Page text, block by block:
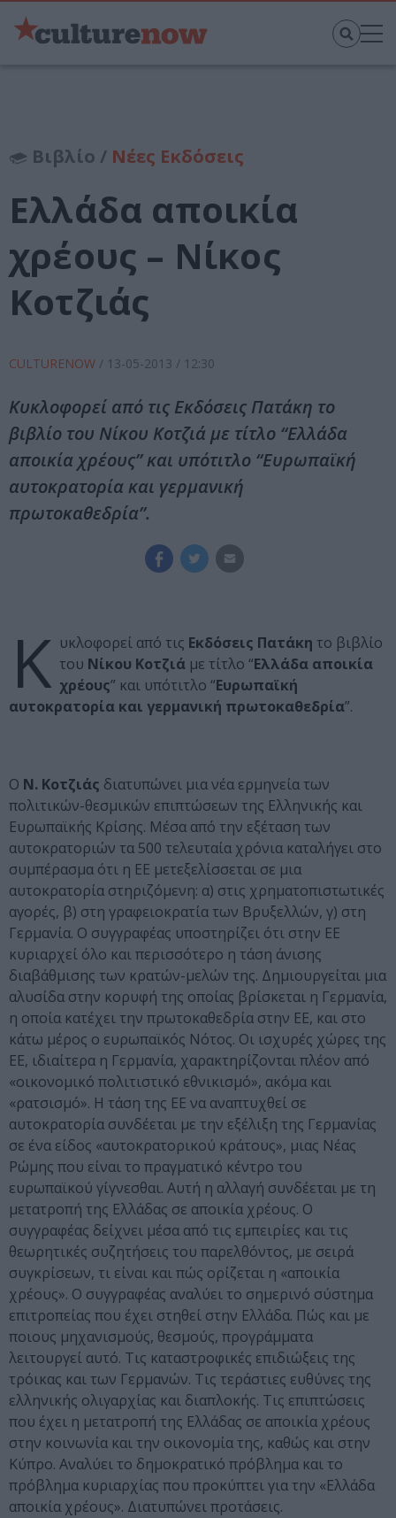
Βιβλίο / Νέες Εκδόσεις
Ελλάδα αποικία
χρέους – Νίκος
Κοτζιάς
CULTURENOW / 13-05-2013 / 12:30
Κυκλοφορεί από τις Εκδόσεις Πατάκη το
βιβλίο του Νίκου Κοτζιά με τίτλο “Ελλάδα
αποικία χρέους” και υπότιτλο “Ευρωπαϊκή
αυτοκρατορία και γερμανική
πρωτοκαθεδρία”.
Κ υκλοφορεί από τις Εκδόσεις Πατάκη το βιβλίο
του Νίκου Κοτζιά με τίτλο “Ελλάδα αποικία
χρέους” και υπότιτλο “Ευρωπαϊκή
αυτοκρατορία και γερμανική πρωτοκαθεδρία”.
Ο Ν. Κοτζιάς διατυπώνει µια νέα ερµηνεία των
πολιτικών-θεσµικών επιπτώσεων της Ελληνικής και
Ευρωπαϊκής Κρίσης. Μέσα από την εξέταση των
αυτοκρατοριών τα 500 τελευταία χρόνια καταλήγει στο
συµπέρασµα ότι η ΕΕ µετεξελίσσεται σε µια
αυτοκρατορία στηριζόµενη: α) στις χρηµατοπιστωτικές
αγορές, β) στη γραφειοκρατία των Βρυξελλών, γ) στη
Γερµανία. Ο συγγραφέας υποστηρίζει ότι στην ΕΕ
κυριαρχεί όλο και περισσότερο η τάση άνισης
διαβάθµισης των κρατών-µελών της. Δηµιουργείται µια
αλυσίδα στην κορυφή της οποίας βρίσκεται η Γερµανία,
η οποία κατέχει την πρωτοκαθεδρία στην ΕΕ, και στο
κάτω µέρος ο ευρωπαϊκός Νότος. Οι ισχυρές χώρες της
ΕΕ, ιδιαίτερα η Γερµανία, χαρακτηρίζονται πλέον από
«οικονοµικό πολιτιστικό εθνικισµό», ακόµα και
«ρατσισµό». Η τάση της ΕΕ να αναπτυχθεί σε
αυτοκρατορία συνδέεται µε την εξέλιξη της Γερµανίας
σε ένα είδος «αυτοκρατορικού κράτους», µιας Νέας
Ρώµης που είναι το πραγµατικό κέντρο του
ευρωπαϊκού γίγνεσθαι. Αυτή η αλλαγή συνδέεται µε τη
µετατροπή της Ελλάδας σε αποικία χρέους. Ο
συγγραφέας δείχνει µέσα από τις εµπειρίες και τις
θεωρητικές συζητήσεις του παρελθόντος, µε σειρά
συγκρίσεων, τι είναι και πώς ορίζεται η «αποικία
χρέους». Ο συγγραφέας αναλύει το σηµερινό σύστηµα
επιτροπείας που έχει στηθεί στην Ελλάδα. Πώς και µε
ποιους µηχανισµούς, θεσµούς, προγράµµατα
λειτουργεί αυτό. Τις καταστροφικές επιδιώξεις της
τρόικας και των Γερµανών. Τις τεράστιες ευθύνες της
ελληνικής ολιγαρχίας και διαπλοκής. Τις επιπτώσεις
που έχει η µετατροπή της Ελλάδας σε αποικία χρέους
στην κοινωνία και την οικονοµία της, καθώς και στην
Κύπρο. Αναλύει το δηµοκρατικό πρόβληµα και το
πρόβληµα κυριαρχίας που προκύπτει για την «Ελλάδα
αποικία χρέους». Διατυπώνει προτάσεις.